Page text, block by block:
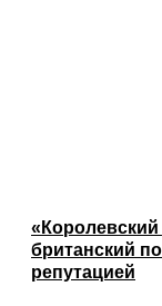
британский
репутацией